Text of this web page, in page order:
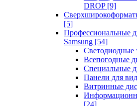
DROP [9]
[5]
Профессиональные
Samsung [54]
Светодиодные
Всепогодные
Специальные
Панели для
Витринные
[24]